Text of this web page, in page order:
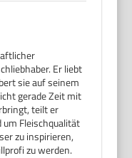
Er liebt
sie auf seinem
gerade Zeit mit
teilt er
um Fleischqualität
zu inspirieren,
zu werden.